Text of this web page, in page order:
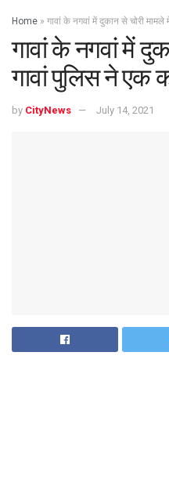
Home » गावां के नगवां में दुकान से चोरी
गावां के नगवां में
गावां पुलिस ने एक
by CityNews July 14, 2021